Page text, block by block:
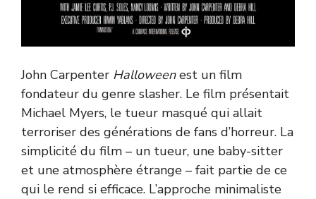
John Carpenter Halloweenest un film
fondateur du genre slasher. Le film présentait
Michael Myers, le tueur masqué qui allait
terroriser des générations de fans d’horreur. La
simplicité du film – un tueur, une baby-sitter
et une atmosphère étrange – fait partie de ce
qui le rend si efficace. L’approche minimaliste